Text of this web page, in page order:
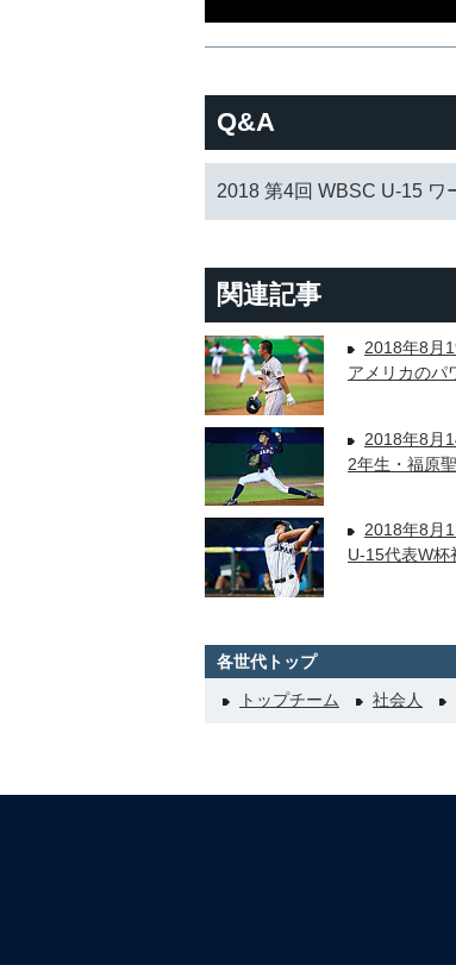
Q&A
2018 第4回 WBSC U-15 ワ
関連記事
2018年8月
アメリカのパ
2018年8月
2年生・福原
2018年8月
U-15代表W杯
各世代トップ
トップチーム
社会人